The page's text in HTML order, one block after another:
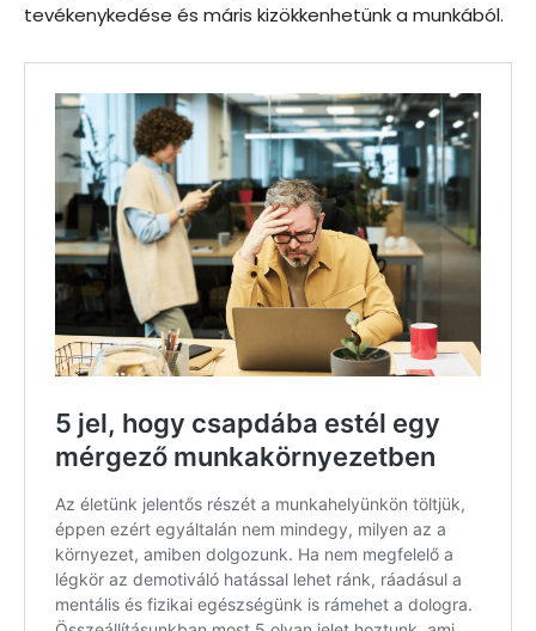
tevékenykedése és máris kizökkenhetünk a munkából.